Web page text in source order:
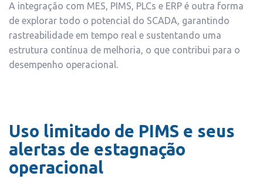
A integração com MES, PIMS, PLCs e ERP é outra forma
de explorar todo o potencial do SCADA, garantindo
rastreabilidade em tempo real e sustentando uma
estrutura contínua de melhoria, o que contribui para o
desempenho operacional.
Uso limitado de PIMS e seus
alertas de estagnação
operacional